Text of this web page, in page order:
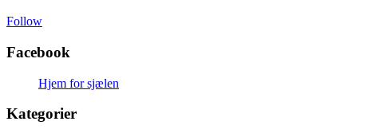
Follow
Facebook
Hjem for sjælen
Kategorier